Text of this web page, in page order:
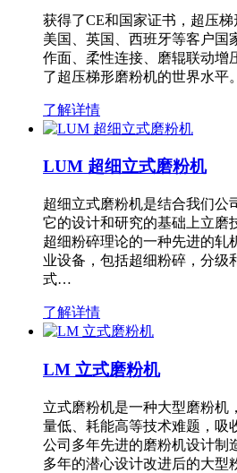
获得了CE和国家证书，超压梯
美国、英国、西班牙等客户国
作面、柔性连接、磨辊联动增
了超压梯形磨粉机的世界水
了解详情
LUM 超细立式磨粉机
超细立式磨粉机是结合我们公
它的设计和研究的基础上立磨
超细粉碎理论的一种先进的轧
业设备，包括超细粉碎，分级
式…
了解详情
LM 立式磨粉机
立式磨粉机是一种大型磨粉机
量低、耗能高等技术难题，吸
公司多年先进的磨粉机设计制
多年的潜心设计改进后的大型